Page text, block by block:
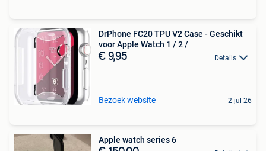
DrPhone FC20 TPU V2 Case - Geschikt
voor Apple Watch 1 / 2 /
€ 9,95 Details
Bezoek website 2 jul 26
Apple watch series 6